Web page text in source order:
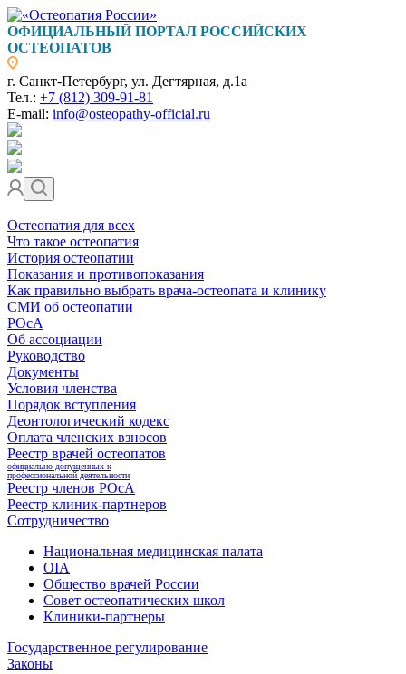
ОФИЦИАЛЬНЫЙ ПОРТАЛ РОССИЙСКИХ
ОСТЕОПАТОВ
г. Санкт-Петербург, ул. Дегтярная, д.1а
Тел.: +7 (812) 309-91-81
E-mail: info@osteopathy-official.ru
Остеопатия для всех
Что такое остеопатия
История остеопатии
Показания и противопоказания
Как правильно выбрать врача-остеопата и клинику
СМИ об остеопатии
РОсА
Об ассоциации
Руководство
Документы
Условия членства
Порядок вступления
Деонтологический кодекс
Оплата членских взносов
Реестр врачей остеопатов
официально допущенных к
профессиональной деятельности
Реестр членов РОсА
Реестр клиник-партнеров
Сотрудничество
Национальная медицинская палата
OIA
Общество врачей России
Совет остеопатических школ
Клиники-партнеры
Государственное регулирование
Законы